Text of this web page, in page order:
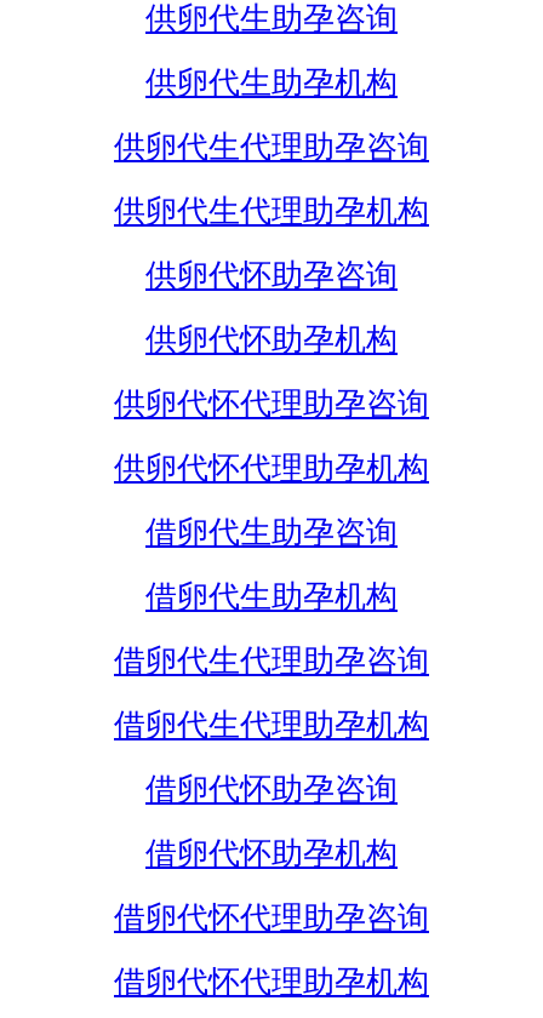
供卵代生助孕咨询
供卵代生助孕机构
供卵代生代理助孕咨询
供卵代生代理助孕机构
供卵代怀助孕咨询
供卵代怀助孕机构
供卵代怀代理助孕咨询
供卵代怀代理助孕机构
借卵代生助孕咨询
借卵代生助孕机构
借卵代生代理助孕咨询
借卵代生代理助孕机构
借卵代怀助孕咨询
借卵代怀助孕机构
借卵代怀代理助孕咨询
借卵代怀代理助孕机构